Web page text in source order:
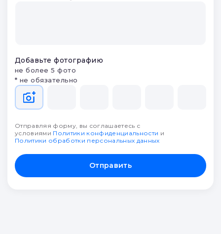
Добавьте фотографию
не более 5 фото
* не обязательно
Отправляя форму, вы соглашаетесь с
условиями Политики конфиденциальности и
Политики обработки персональных данных
Отправить